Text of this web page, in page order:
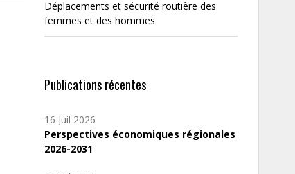
Déplacements et sécurité routière des
femmes et des hommes
Publications récentes
16 Juil 2026
Perspectives économiques régionales
2026-2031